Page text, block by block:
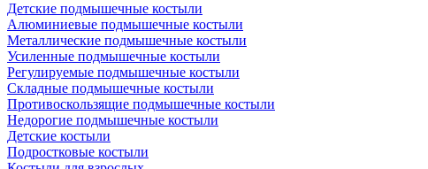
Детские подмышечные костыли
Алюминиевые подмышечные костыли
Металлические подмышечные костыли
Усиленные подмышечные костыли
Регулируемые подмышечные костыли
Складные подмышечные костыли
Противоскользящие подмышечные костыли
Недорогие подмышечные костыли
Детские костыли
Подростковые костыли